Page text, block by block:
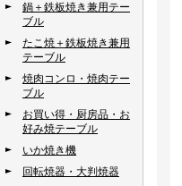
鍋＋鉄板焼き兼用テー
ブル
たこ焼＋鉄板焼き兼用
テーブル
焼肉コンロ・焼肉テー
ブル
お買い得・厨房品・お
好み焼テーブル
いか焼き機
回転焼器・大判焼器